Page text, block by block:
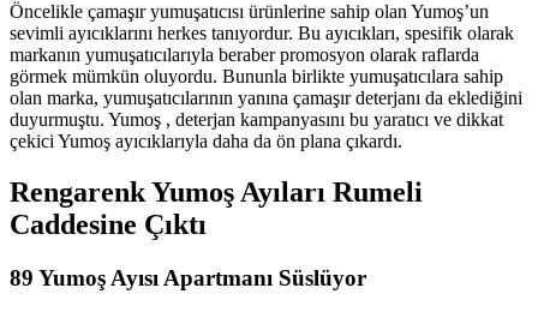
Öncelikle çamaşır yumuşatıcısı ürünlerine sahip olan Yumoş’un
sevimli ayıcıklarını herkes tanıyordur. Bu ayıcıkları, spesifik olarak
markanın yumuşatıcılarıyla beraber promosyon olarak raflarda
görmek mümkün oluyordu. Bununla birlikte yumuşatıcılara sahip
olan marka, yumuşatıcılarının yanına çamaşır deterjanı da eklediğini
duyurmuştu. Yumoş , deterjan kampanyasını bu yaratıcı ve dikkat
çekici Yumoş ayıcıklarıyla daha da ön plana çıkardı.
Rengarenk Yumoş Ayıları Rumeli
Caddesine Çıktı
89 Yumoş Ayısı Apartmanı Süslüyor